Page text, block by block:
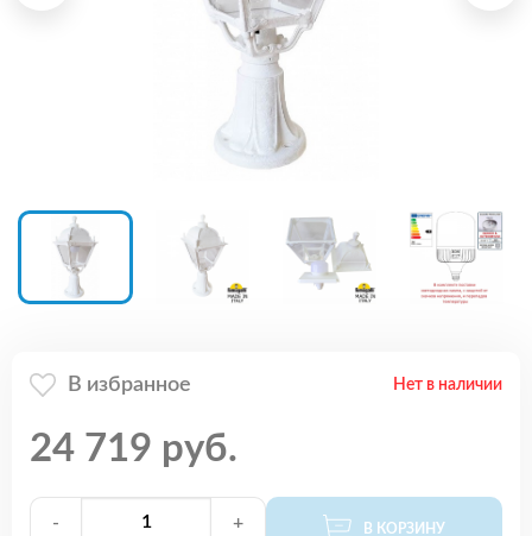
В избранное Нет в наличии
24 719 руб.
- + В КОРЗИНУ